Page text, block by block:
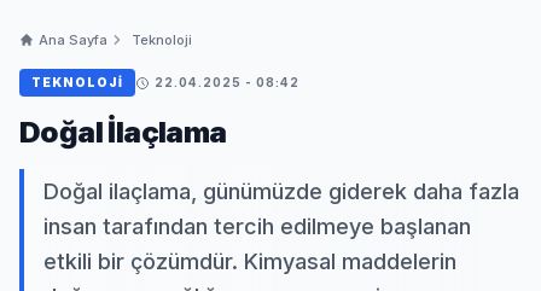
Ana Sayfa Teknoloji
TEKNOLOJI 22.04.2025 - 08:42
Doğal İlaçlama
Doğal ilaçlama, günümüzde giderek daha fazla
insan tarafından tercih edilmeye başlanan
etkili bir çözümdür. Kimyasal maddelerin